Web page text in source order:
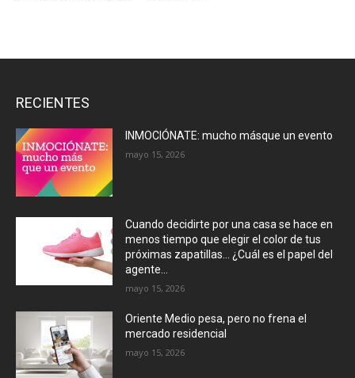
RECIENTES
INMOCIÓNATE: mucho másque un evento
mayo 15, 2026
Cuando decidirte por una casa se hace en
menos tiempo que elegir el color de tus
próximas zapatillas… ¿Cuál es el papel del
agente...
mayo 15, 2026
Oriente Medio pesa, pero no frena el
mercado residencial
mayo 15, 2026